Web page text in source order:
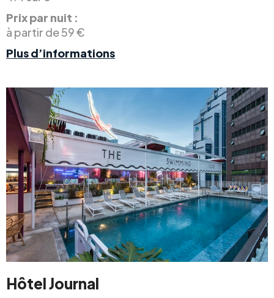
Prix par nuit :
à partir de 59 €
Plus d’informations
Hôtel Journal